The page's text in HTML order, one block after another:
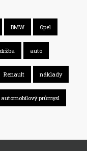
BMW Opel
auto
Renault náklady
automobilový průmysl